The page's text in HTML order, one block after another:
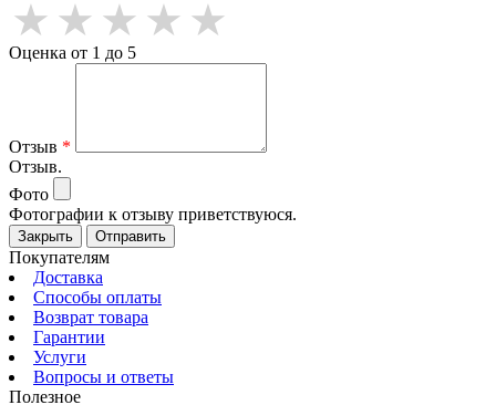
Оценка от 1 до 5
Отзыв *
Отзыв.
Фото
Фотографии к отзыву приветствуюся.
Закрыть Отправить
Покупателям
Доставка
Способы оплаты
Возврат товара
Гарантии
Услуги
Вопросы и ответы
Полезное